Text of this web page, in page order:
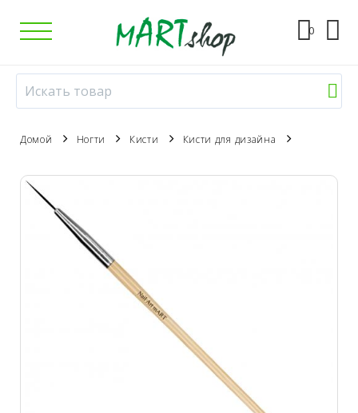
0
Домой Ногти Кисти Кисти для дизайна